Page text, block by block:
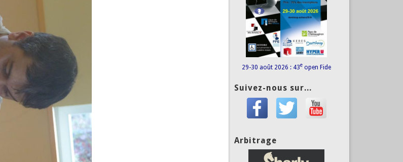
29-30 août 2026 : 43e open Fide
Suivez-nous sur...
Arbitrage